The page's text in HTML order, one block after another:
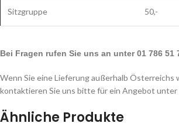
Sitzgruppe 50,-
Bei Fragen rufen Sie uns an unter 01 786 51
Wenn Sie eine Lieferung außerhalb Österreichs
kontaktieren Sie uns bitte für ein Angebot unter
Ähnliche Produkte